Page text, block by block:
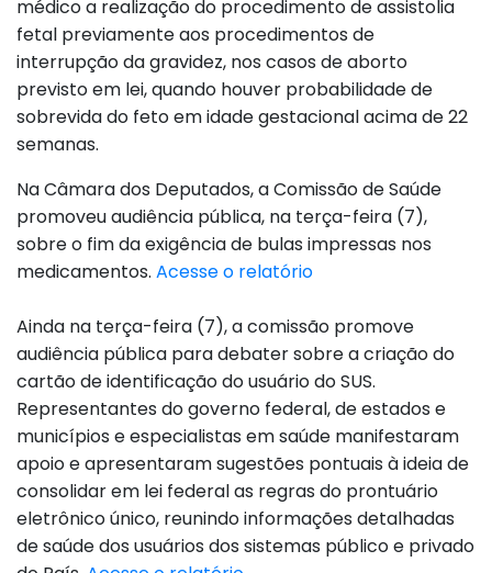
médico a realização do procedimento de assistolia
fetal previamente aos procedimentos de
interrupção da gravidez, nos casos de aborto
previsto em lei, quando houver probabilidade de
sobrevida do feto em idade gestacional acima de 22
semanas.
Na Câmara dos Deputados, a Comissão de Saúde
promoveu audiência pública, na terça-feira (7),
sobre o fim da exigência de bulas impressas nos
medicamentos. Acesse o relatório
Ainda na terça-feira (7), a comissão promove
audiência pública para debater sobre a criação do
cartão de identificação do usuário do SUS.
Representantes do governo federal, de estados e
municípios e especialistas em saúde manifestaram
apoio e apresentaram sugestões pontuais à ideia de
consolidar em lei federal as regras do prontuário
eletrônico único, reunindo informações detalhadas
de saúde dos usuários dos sistemas público e privado